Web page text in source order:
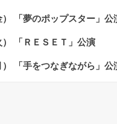
「夢のポップスター」公
「ＲＥＳＥＴ」公演
「手をつなぎながら」公